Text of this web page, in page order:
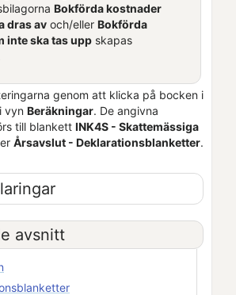
Bokförda kostnader
dras avoch/eller Bokförda
inte ska tas uppskapas
genom att klicka på bocken i
i vyn Beräkningar. De angivna
till blankett INK4S - Skattemässiga
Årsavslut - Deklarationsblanketter.
avsnitt